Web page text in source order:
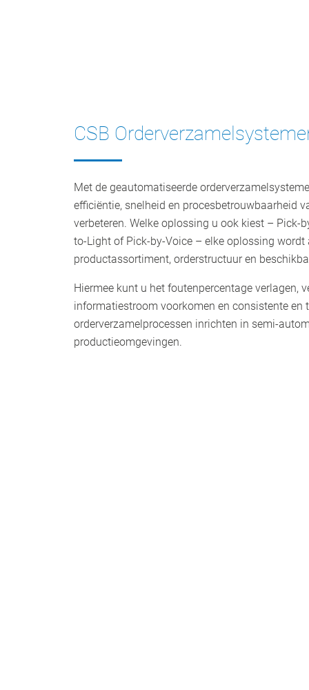
CSB
Met de geautomatiseerde
efficiëntie, snelheid en procesbetrouwbaarheid
verbeteren. Welke oplossing u ook kiest – Pick-
to-Light of Pick-by-Voice – elke oplossing
productassortiment, orderstructuur en
Hiermee kunt u het foutenpercentage verlagen,
informatiestroom voorkomen en consistente en
orderverzamelprocessen inrichten in semi-
productieomgevingen.